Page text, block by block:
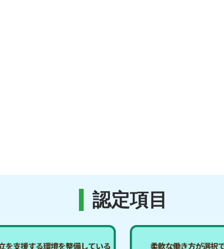
認定項目